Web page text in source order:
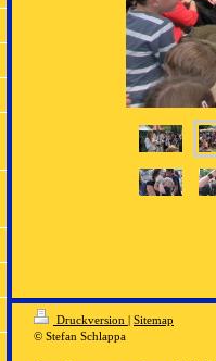
Druckversion | Sitemap
© Stefan Schlappa